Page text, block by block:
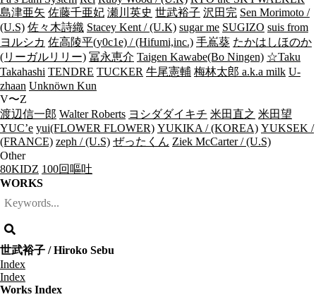
島津亜矢 佐藤千亜妃 瀬川英史 世武裕子 沢田完 Sen Morimoto /
(U.S) 佐々木詩織 Stacey Kent / (U.K) sugar me SUGIZO suis from
ヨルシカ 佐高陵平(y0c1e) / (Hifumi,inc.) 手嶌葵 たかはしほのか
(リーガルリリー) 冨永恵介 Taigen Kawabe(Bo Ningen) ☆Taku
Takahashi TENDRE TUCKER 牛尾憲輔 梅林太郎 a.k.a milk U-
zhaan Unknöwn Kun
V〜Z
渡辺信一郎 Walter Roberts ヨシダダイキチ 米田直之 米田望
YUC’e yui(FLOWER FLOWER) YUKIKA / (KOREA) YUKSEK /
(FRANCE) zeph / (U.S) ぜったくん Ziek McCarter / (U.S)
Other
80KIDZ 100回嘔吐
WORKS
世武裕子 / Hiroko Sebu
Index
Index
Works Index